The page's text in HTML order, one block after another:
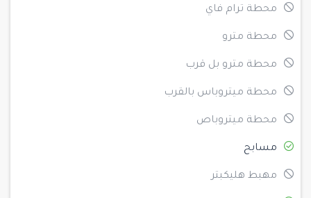
محطة ترام فاي
محطة مترو
محطة مترو بل قرب
محطة ميتروباس بالقرب
محطة ميتروباص
مسابح
مهبط هليكبتر